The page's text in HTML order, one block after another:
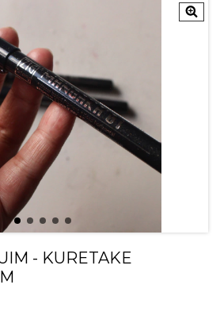
- KURETAKE